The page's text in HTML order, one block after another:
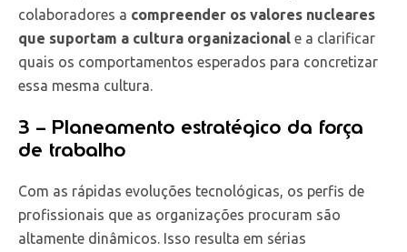
colaboradores a compreender os valores nucleares
que suportam a cultura organizacional e a clarificar
quais os comportamentos esperados para concretizar
essa mesma cultura.
3 – Planeamento estratégico da força
de trabalho
Com as rápidas evoluções tecnológicas, os perfis de
profissionais que as organizações procuram são
altamente dinâmicos. Isso resulta em sérias